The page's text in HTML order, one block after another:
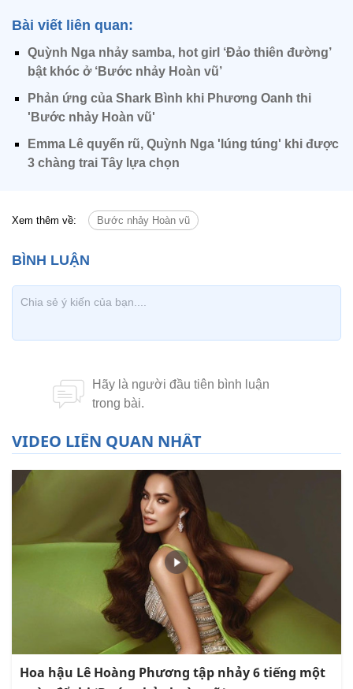
Bài viết liên quan:
Quỳnh Nga nhảy samba, hot girl ‘Đảo thiên đường’
bật khóc ở ‘Bước nhảy Hoàn vũ’
Phản ứng của Shark Bình khi Phương Oanh thi
'Bước nhảy Hoàn vũ'
Emma Lê quyến rũ, Quỳnh Nga 'lúng túng' khi được
3 chàng trai Tây lựa chọn
Xem thêm về: Bước nhảy Hoàn vũ
VIDEO LIÊN QUAN NHẤT
Hoa hậu Lê Hoàng Phương tập nhảy 6 tiếng một